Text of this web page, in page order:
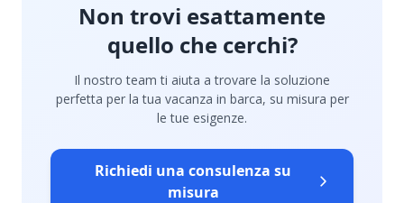
Non trovi esattamente
quello che cerchi?
Il nostro team ti aiuta a trovare la soluzione
perfetta per la tua vacanza in barca, su misura per
le tue esigenze.
Richiedi una consulenza su
misura